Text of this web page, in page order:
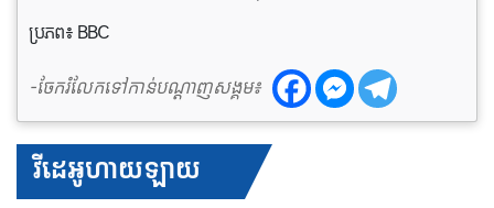
ប្រភព៖ BBC
-ចែករំលែកទៅកាន់បណ្តាញសង្គម៖
វីដេអូហាយឡាយ